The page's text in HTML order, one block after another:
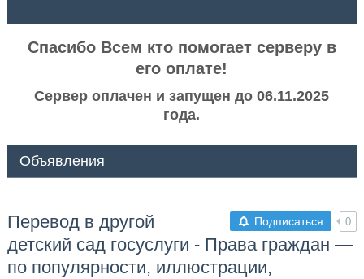
Спасибо Всем кто помогает серверу в
его оплате!
Сервер оплачен и запущен до 06.11.2025
года.
Объявления
Подписаться 0
Перевод в другой
детский сад госуслуги - Права граждан —
по популярности, иллюстрации,